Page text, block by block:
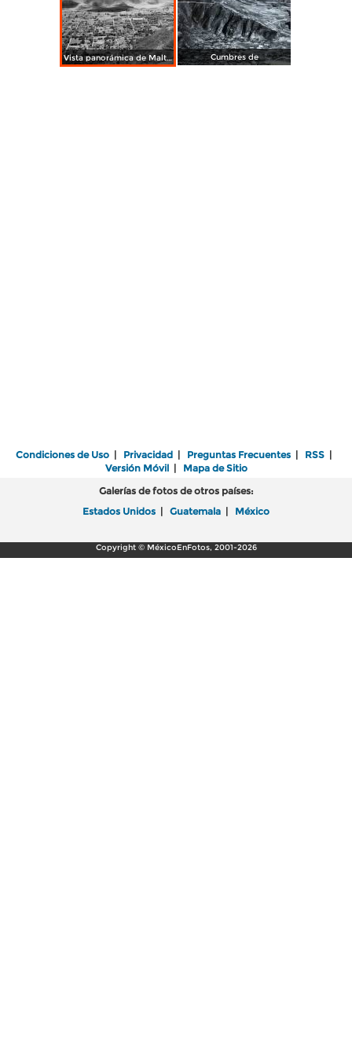
Vista panorámica de Maltrata Cumbres de
Condiciones de Uso | Privacidad | Preguntas Frecuentes | RSS |
Versión Móvil| Mapa de Sitio
Galerías de fotos de otros países:
Estados Unidos | Guatemala | México
Copyright © MéxicoEnFotos, 2001-2026